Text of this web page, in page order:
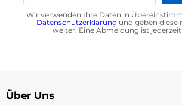
Wir verwenden Ihre Daten in
Datenschutzerklärung und geben diese
weiter. Eine Abmeldung ist
Über Uns